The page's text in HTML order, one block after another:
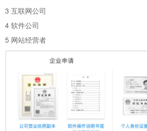
3 互联网公司
4 软件公司
5 网站经营者